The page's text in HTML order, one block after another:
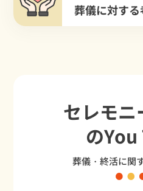
葬儀に対す
セレモニ
の
葬儀・終活に関